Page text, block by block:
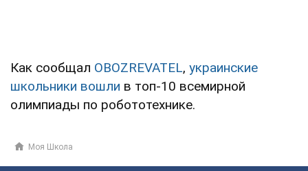
Как сообщал OBOZREVATEL, украинские
школьники вошли в топ-10 всемирной
олимпиады по робототехнике.
Моя Школа